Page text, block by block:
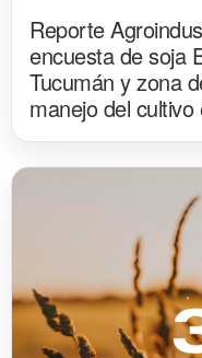
Reporte
encuesta de soja
Tucumán y zona
manejo del